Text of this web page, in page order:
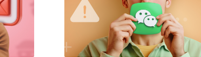
Oszd meg ezt a cikket
Facebook Link másolása